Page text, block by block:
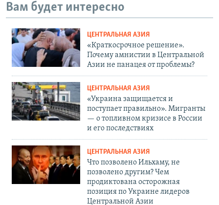
Вам будет интересно
ЦЕНТРАЛЬНАЯ АЗИЯ
«Краткосрочное решение».
Почему амнистии в Центральной
Азии не панацея от проблемы?
ЦЕНТРАЛЬНАЯ АЗИЯ
«Украина защищается и
поступает правильно». Мигранты
— о топливном кризисе в России
и его последствиях
ЦЕНТРАЛЬНАЯ АЗИЯ
Что позволено Ильхаму, не
позволено другим? Чем
продиктована осторожная
позиция по Украине лидеров
Центральной Азии